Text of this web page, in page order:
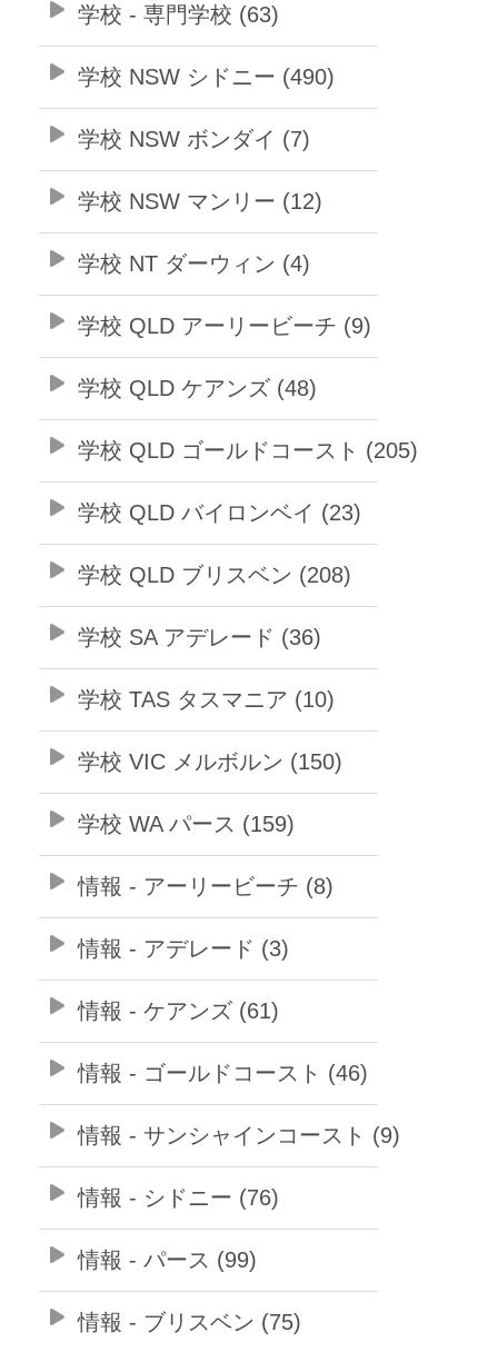
学校 - 専門学校 (63)
学校 NSW シドニー (490)
学校 NSW ボンダイ (7)
学校 NSW マンリー (12)
学校 NT ダーウィン (4)
学校 QLD アーリービーチ (9)
学校 QLD ケアンズ (48)
学校 QLD ゴールドコースト (205)
学校 QLD バイロンベイ (23)
学校 QLD ブリスベン (208)
学校 SA アデレード (36)
学校 TAS タスマニア (10)
学校 VIC メルボルン (150)
学校 WA パース (159)
情報 - アーリービーチ (8)
情報 - アデレード (3)
情報 - ケアンズ (61)
情報 - ゴールドコースト (46)
情報 - サンシャインコースト (9)
情報 - シドニー (76)
情報 - パース (99)
情報 - ブリスベン (75)